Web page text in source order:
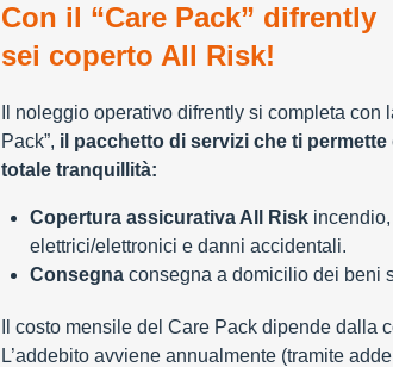
Con il “Care Pack” difrently
sei coperto All Risk!
Il noleggio operativo difrently si completa con
Pack”, il pacchetto di servizi che ti
totale tranquillità:
Copertura assicurativa All Riskincendio,
elettrici/elettronici e danni accidentali.
Consegnaconsegna a domicilio dei beni
Il costo mensile del Care Pack dipende dalla
L’addebito avviene annualmente (tramite